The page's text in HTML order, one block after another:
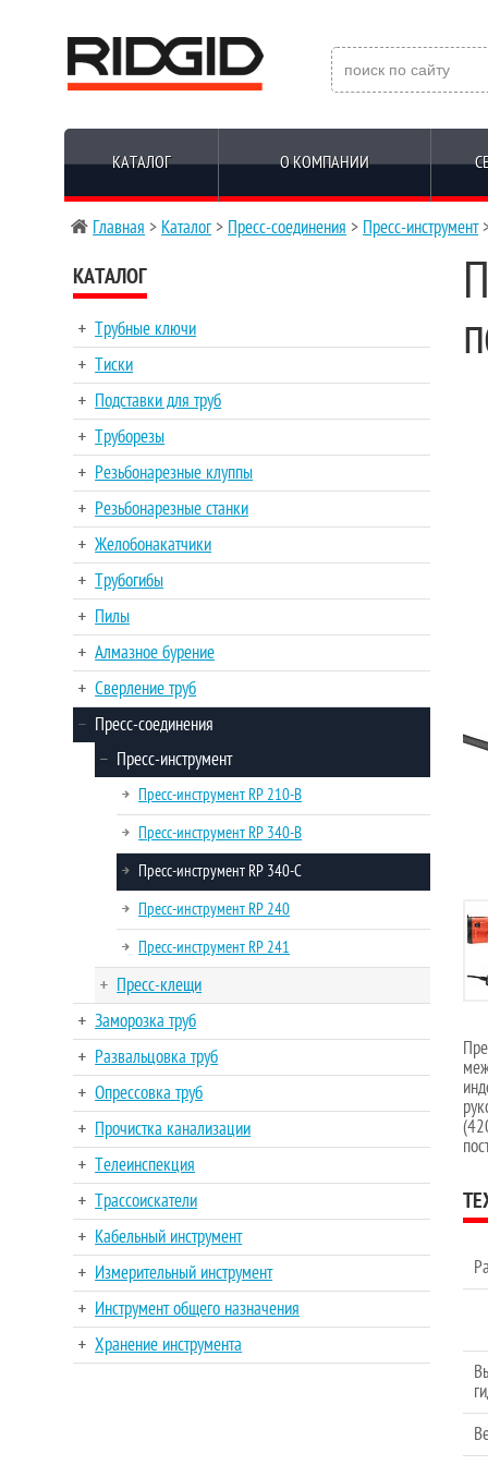
КАТАЛОГ О КОМПАНИИ
Главная > Каталог > Пресс-соединения > Пресс-инструмент
КАТАЛОГ
Трубные ключи
Тиски
Подставки для труб
Труборезы
Резьбонарезные клуппы
Резьбонарезные станки
Желобонакатчики
Трубогибы
Пилы
Алмазное бурение
Сверление труб
Пресс-соединения
Пресс-инструмент
Пресс-инструмент RP 210-B
Пресс-инструмент RP 340-B
Пресс-инструмент RP 340-C
Пресс-инструмент RP 240
Пресс-инструмент RP 241
Пресс-клещи
Заморозка труб
Развальцовка труб
Опрессовка труб
Прочистка канализации
Телеинспекция
Трассоискатели
Кабельный инструмент
Измерительный инструмент
Инструмент общего назначения
Хранение инструмента